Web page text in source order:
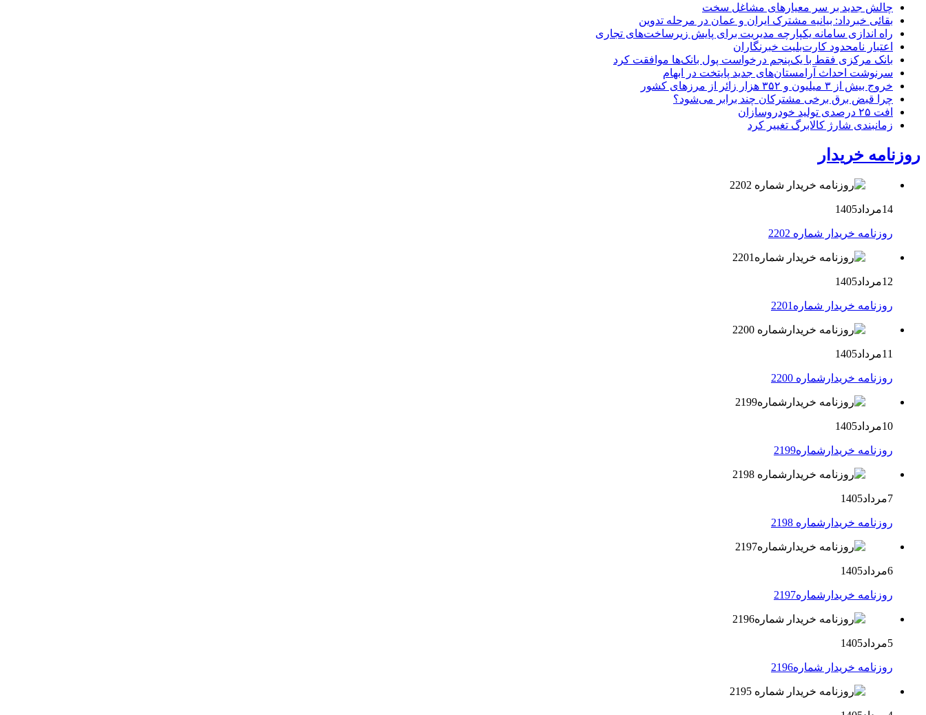
چالش جدید بر سر معیارهای مشاغل سخت
بقائی خبرداد: بیانیه مشترک ایران و عمان در مرحله تدوین
راه اندازی سامانه یکپارچه مدیریت برای پایش زیرساخت‌های تجاری
اعتبار نامحدود کارت‌بلیت خبرنگاران
بانک مرکزی فقط با یک‌‎پنجم درخواست پول بانک‌ها موافقت کرد
سرنوشت احداث آرامستان‌های جدید پایتخت در ابهام
خروج بیش از ۳ میلیون و ۳۵۲ هزار زائر از مرزهای کشور
چرا قبض برق برخی مشترکان چند برابر می‌شود؟
افت ۲۵ درصدی تولید خودروسازان
زمانبندی شارژ کالابرگ تغییر کرد
روزنامه خریدار
14مرداد1405
روزنامه خریدار شماره 2202
12مرداد1405
روزنامه خریدار شماره2201
11مرداد1405
روزنامه خریدارشماره 2200
10مرداد1405
روزنامه خریدارشماره2199
7مرداد1405
روزنامه خریدارشماره 2198
6مرداد1405
روزنامه خریدارشماره2197
5مرداد1405
روزنامه خریدار شماره2196